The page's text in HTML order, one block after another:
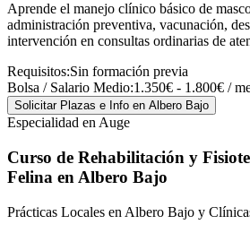
Aprende el manejo clínico básico de
administración preventiva, vacunación,
intervención en consultas ordinarias de
Requisitos:Sin formación previa
Bolsa / Salario Medio:1.350€ - 1.800€ /
Solicitar Plazas e Info en Albero Bajo
Especialidad en Auge
Curso de Rehabilitación y
Felina en Albero Bajo
Prácticas Locales en Albero Bajo y